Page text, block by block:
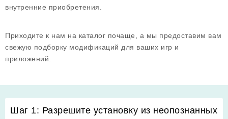
внутренние приобретения.
Приходите к нам на каталог почаще, а мы предоставим вам
свежую подборку модификаций для ваших игр и
приложений.
Шаг 1: Разрешите установку из неопознанных